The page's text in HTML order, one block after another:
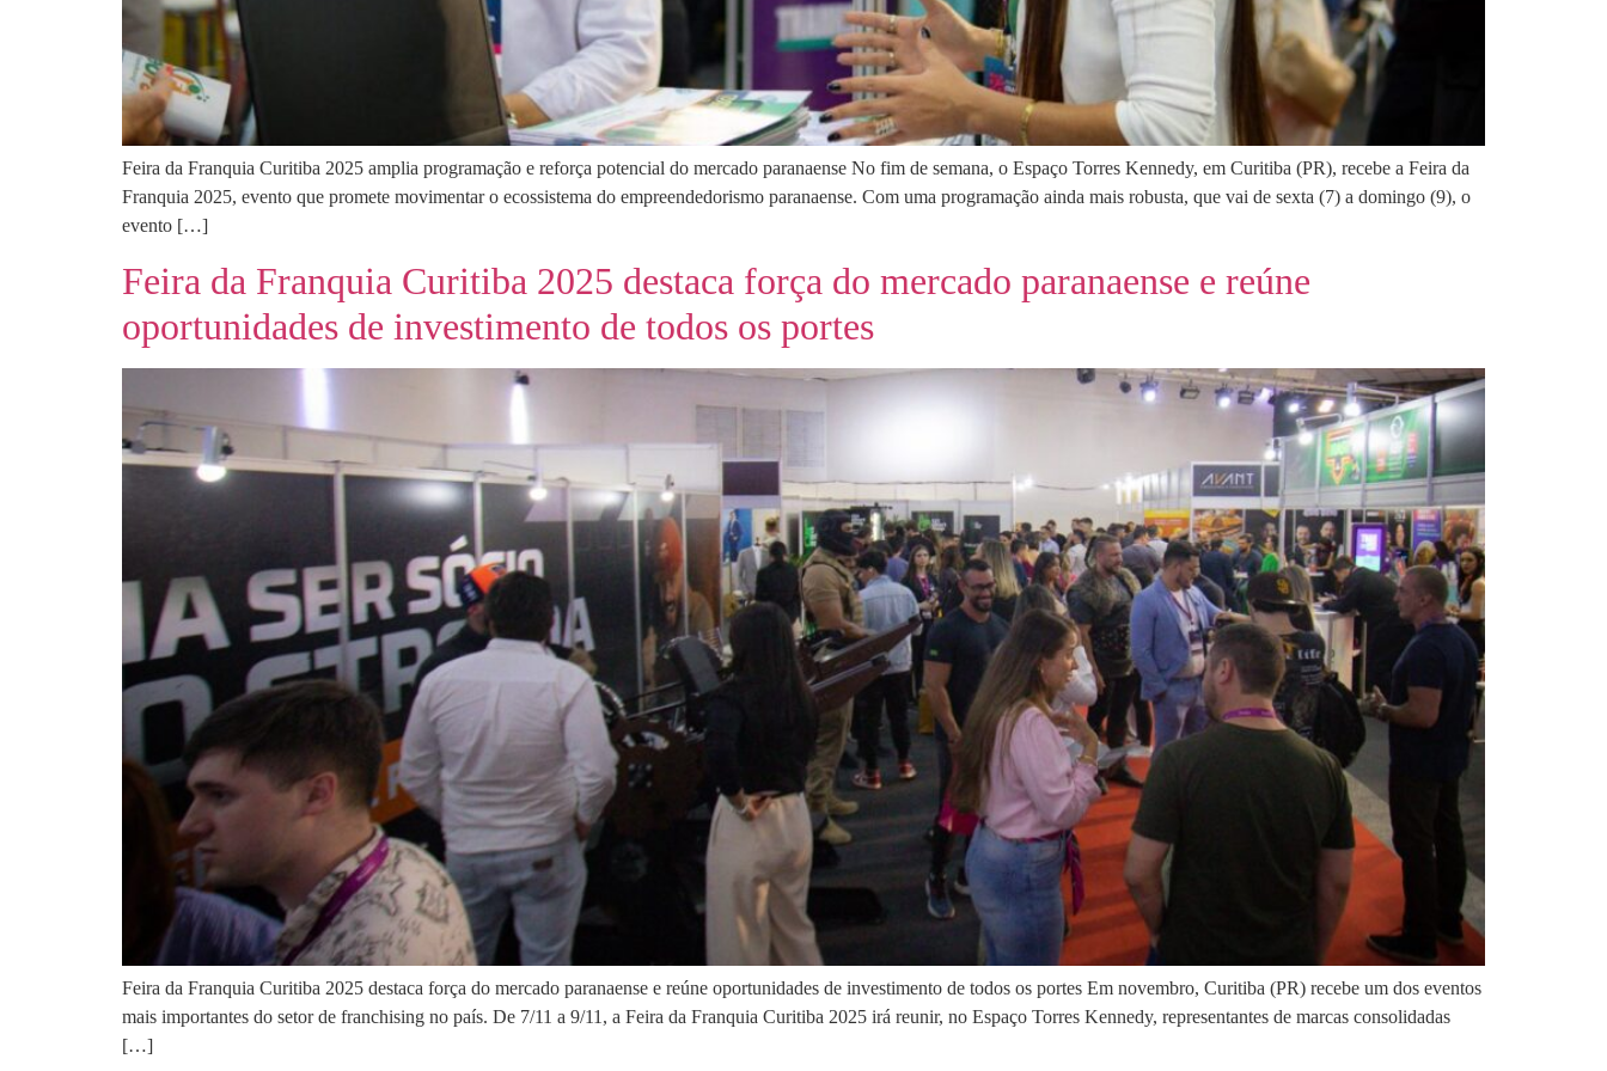
Feira da Franquia Curitiba 2025 amplia programação e reforça potencial do mercado paranaense No fim de semana, o Espaço Torres Kennedy, em Curitiba (PR), recebe a Feira da
Franquia 2025, evento que promete movimentar o ecossistema do empreendedorismo paranaense. Com uma programação ainda mais robusta, que vai de sexta (7) a domingo (9), o
evento […]
Feira da Franquia Curitiba 2025 destaca força do mercado paranaense e reúne
oportunidades de investimento de todos os portes
Feira da Franquia Curitiba 2025 destaca força do mercado paranaense e reúne oportunidades de investimento de todos os portes Em novembro, Curitiba (PR) recebe um dos eventos
mais importantes do setor de franchising no país. De 7/11 a 9/11, a Feira da Franquia Curitiba 2025 irá reunir, no Espaço Torres Kennedy, representantes de marcas consolidadas
[…]